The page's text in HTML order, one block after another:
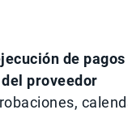
de pagos
proveedor